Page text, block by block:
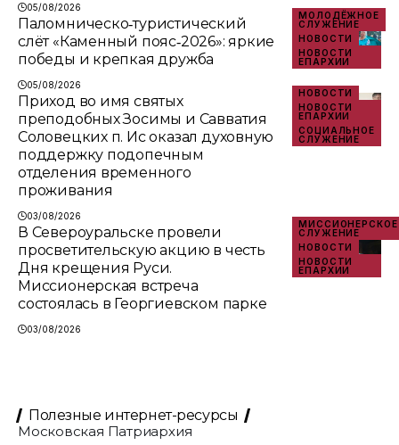
05/08/2026
МОЛОДЁЖНОЕ
СЛУЖЕНИЕ
НОВОСТИ
НОВОСТИ
ЕПАРХИИ
Паломническо‑туристический
слёт «Каменный пояс‑2026»: яркие
победы и крепкая дружба
05/08/2026
НОВОСТИ
НОВОСТИ
ЕПАРХИИ
СОЦИАЛЬНОЕ
СЛУЖЕНИЕ
Приход во имя святых
преподобных Зосимы и Савватия
Соловецких п. Ис оказал духовную
поддержку подопечным
отделения временного
проживания
03/08/2026
МИССИОНЕРСКОЕ
СЛУЖЕНИЕ
НОВОСТИ
НОВОСТИ
ЕПАРХИИ
В Североуральске провели
просветительскую акцию в честь
Дня крещения Руси.
Миссионерская встреча
состоялась в Георгиевском парке
03/08/2026
Полезные интернет-ресурсы
Московская Патриархия